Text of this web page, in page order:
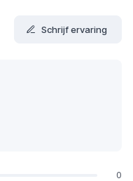
Schrijf ervaring
0